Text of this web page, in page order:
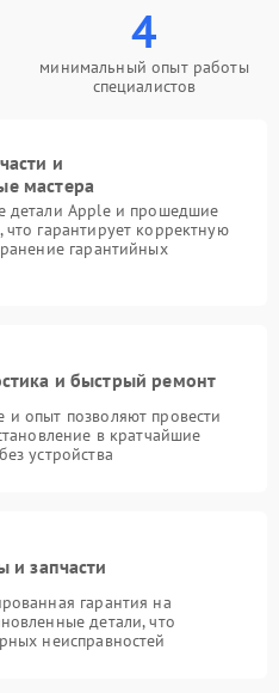
4
минимальный опыт работы
специалистов
и
мастера
детали Apple и прошедшие
гарантирует корректную
гарантийных
и быстрый ремонт
опыт позволяют провести
в кратчайшие
устройства
и запчасти
гарантия на
детали, что
неисправностей